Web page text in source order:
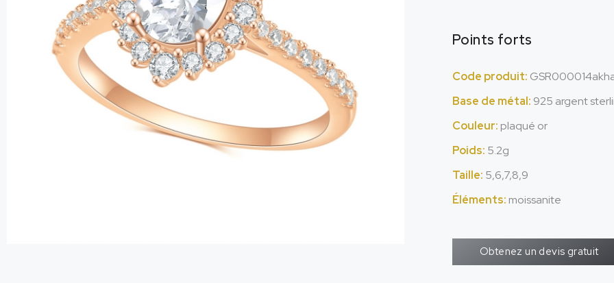
Points forts
Code produit:
Base de métal: 925 argent
Couleur: plaqué or
Poids: 5.2g
Taille: 5,6,7,8,9
Éléments: moissanite
Obtenez un devis gratuit